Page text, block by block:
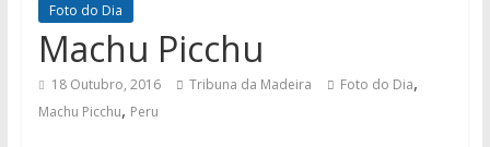
Foto do Dia
Machu Picchu
18 Outubro, 2016 Tribuna da Madeira Foto do Dia,
Machu Picchu, Peru